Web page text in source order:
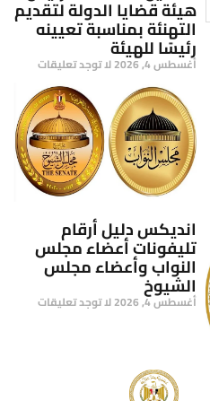
هيئة قضايا الدولة لتقديم
التهنئة بمناسبة تعيينه
رئيسًا للهيئة
أغسطس 4, 2026 لا توجد تعليقات
انديكس دليل أرقام
تليفونات أعضاء مجلس
النواب وأعضاء مجلس
الشيوخ
أغسطس 4, 2026 لا توجد تعليقات